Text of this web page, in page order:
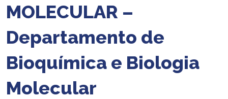
MOLECULAR –
Departamento de
Bioquímica e Biologia
Molecular